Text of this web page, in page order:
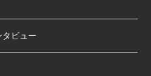
ビュー